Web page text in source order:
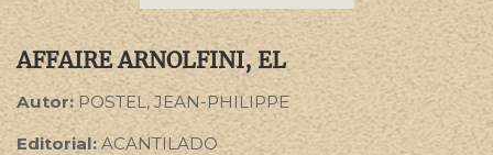
AFFAIRE ARNOLFINI, EL
Autor: POSTEL, JEAN-PHILIPPE
Editorial:ACANTILADO